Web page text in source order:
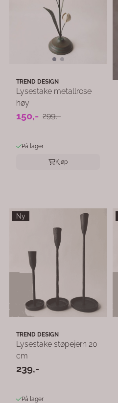
TREND DESIGN
Lysestake metallrose
høy
150,- 299,-
På lager
Kjøp
Ny
TREND DESIGN
Lysestake støpejern 20
cm
239,-
På lager